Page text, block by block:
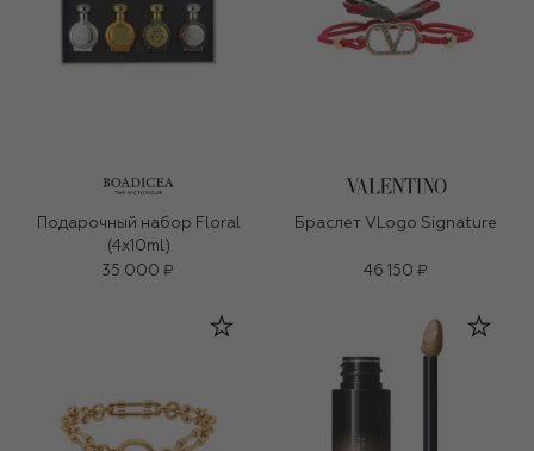
Подарочный набор Floral
(4x10ml)
35 000 ₽
Браслет VLogo Signature
46 150 ₽